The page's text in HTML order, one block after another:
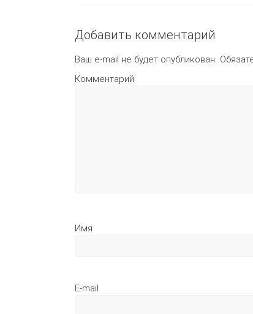
Добавить комментарий
Ваш e-mail не будет опубликован.
Комментарий
E-